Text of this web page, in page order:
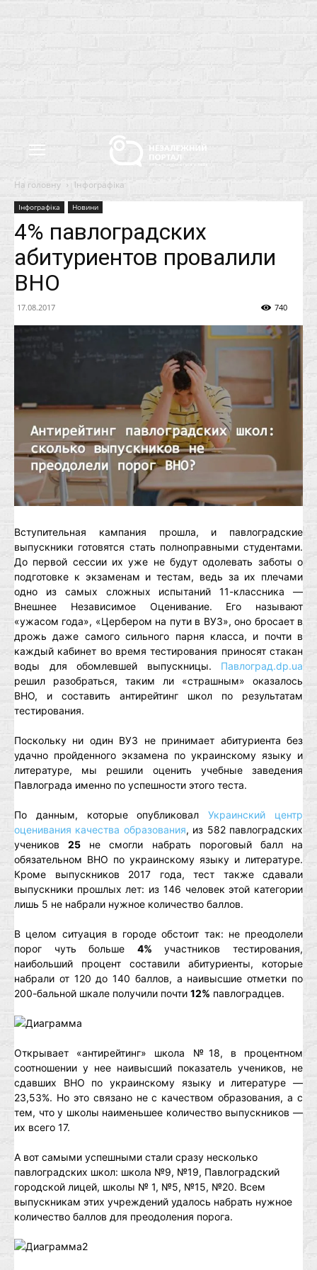
На головну Інфографіка
Інфографіка Новини
4% павлоградских
абитуриентов провалили
ВНО
17.08.2017 740
Вступительная кампания прошла, и павлоградские
выпускники готовятся стать полноправными студентами.
До первой сессии их уже не будут одолевать заботы о
подготовке к экзаменам и тестам, ведь за их плечами
одно из самых сложных испытаний 11-классника —
Внешнее Независимое Оценивание. Его называют
«ужасом года», «Цербером на пути в ВУЗ», оно бросает в
дрожь даже самого сильного парня класса, и почти в
каждый кабинет во время тестирования приносят стакан
воды для обомлевшей выпускницы. Павлоград.dp.ua
решил разобраться, таким ли «страшным» оказалось
ВНО, и составить антирейтинг школ по результатам
тестирования.
Поскольку ни один ВУЗ не принимает абитуриента без
удачно пройденного экзамена по украинскому языку и
литературе, мы решили оценить учебные заведения
Павлограда именно по успешности этого теста.
По данным, которые опубликовалУкраинский центр
оценивания качества образования, из 582 павлоградских
учеников25 не смогли набрать пороговый балл на
обязательном ВНО по украинскому языку и литературе.
Кроме выпускников 2017 года, тест также сдавали
выпускники прошлых лет: из 146 человек этой категории
лишь 5 не набрали нужное количество баллов.
В целом ситуация в городе обстоит так: не преодолели
порог чуть больше 4% участников тестирования,
наибольший процент составили абитуриенты, которые
набрали от 120 до 140 баллов, а наивысшие отметки по
200-бальной шкале получили почти 12% павлоградцев.
Открывает «антирейтинг» школа №18, в процентном
соотношении у нее наивысший показатель учеников, не
сдавших ВНО по украинскому языку и литературе —
23,53%. Но это связано не с качеством образования, а с
тем, что у школы наименьшее количество выпускников —
их всего 17.
А вот самыми успешными стали сразу несколько
павлоградских школ: школа №9, №19, Павлоградский
городской лицей, школы № 1, №5, №15, №20. Всем
выпускникам этих учреждений удалось набрать нужное
количество баллов для преодоления порога.